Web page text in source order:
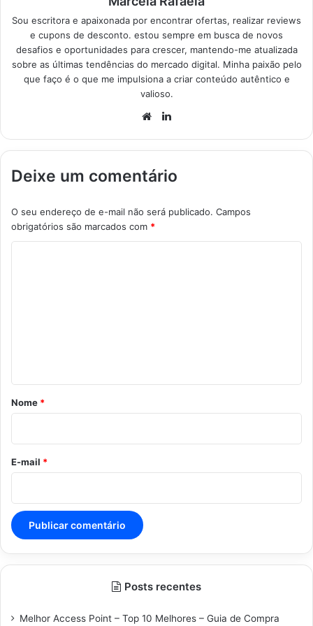
Sou escritora e apaixonada por encontrar ofertas, realizar reviews
e cupons de desconto. estou sempre em busca de novos
desafios e oportunidades para crescer, mantendo-me atualizada
sobre as últimas tendências do mercado digital. Minha paixão pelo
que faço é o que me impulsiona a criar conteúdo autêntico e
valioso.
Website
Deixe um comentário
O seu endereço de e-mail não será publicado. Campos
obrigatórios são marcados com *
r
o
*
Nome *
E-mail *
Posts recentes
Melhor Access Point – Top 10 Melhores – Guia de Compra